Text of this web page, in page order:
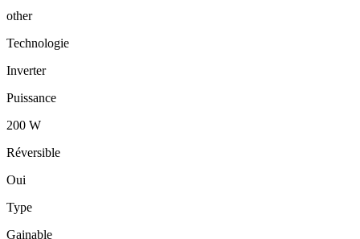
other
Technologie
Inverter
Puissance
200 W
Réversible
Oui
Type
Gainable